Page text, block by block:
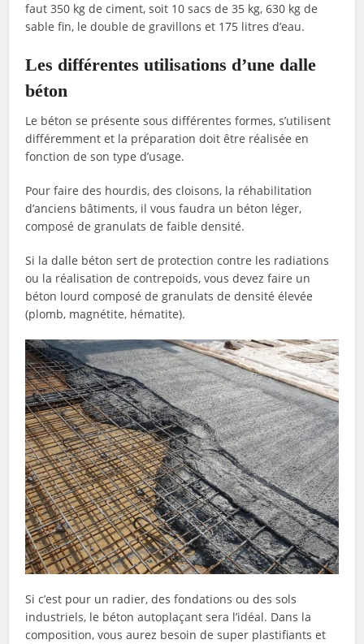
faut 350 kg de ciment, soit 10 sacs de 35 kg, 630 kg de
sable fin, le double de gravillons et 175 litres d’eau.
Les différentes utilisations d’une dalle
béton
Le béton se présente sous différentes formes, s’utilisent
différemment et la préparation doit être réalisée en
fonction de son type d’usage.
Pour faire des hourdis, des cloisons, la réhabilitation
d’anciens bâtiments, il vous faudra un béton léger,
composé de granulats de faible densité.
Si la dalle béton sert de protection contre les radiations
ou la réalisation de contrepoids, vous devez faire un
béton lourd composé de granulats de densité élevée
(plomb, magnétite, hématite).
Si c’est pour un radier, des fondations ou des sols
industriels, le béton autoplaçant sera l’idéal. Dans la
composition, vous aurez besoin de super plastifiants et